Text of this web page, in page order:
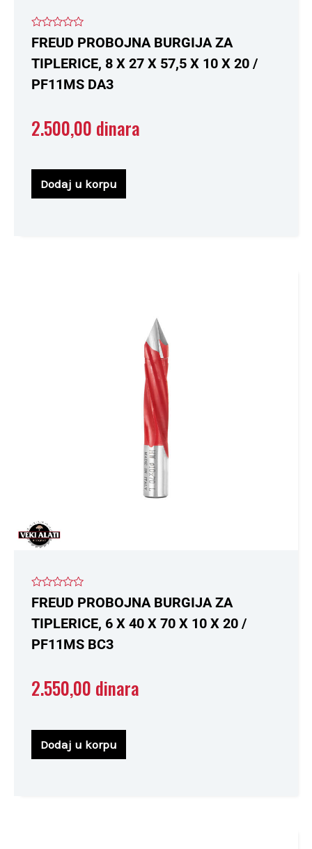
Ocenjeno
sa
FREUD PROBOJNA BURGIJA ZA
TIPLERICE, 8 X 27 X 57,5 X 10 X 20 /
PF11MS DA3
2.500,00 dinara
Dodaj u korpu
Ocenjeno
sa
0
od
FREUD PROBOJNA BURGIJA ZA
TIPLERICE, 6 X 40 X 70 X 10 X 20 /
PF11MS BC3
2.550,00 dinara
Dodaj u korpu